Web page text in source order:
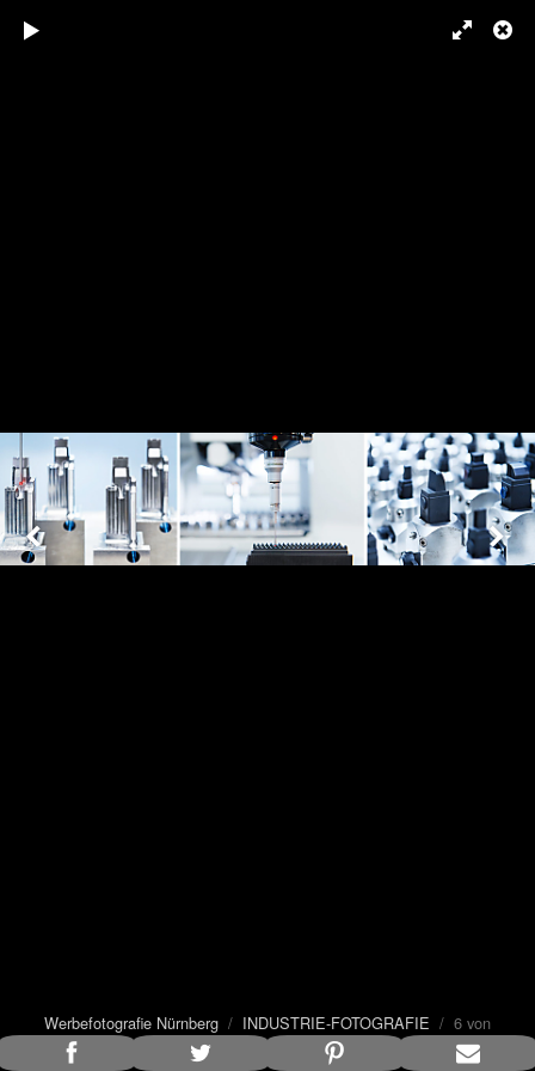
Werbefotografie Nürnberg / INDUSTRIE-FOTOGRAFIE / 6 von
42Bildunterschrift anzeigen